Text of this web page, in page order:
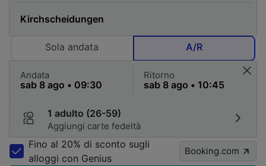
Sola andata A/R
Andata Ritorno
1 adulto (26-59)
Aggiungi carte fedeltà
Fino al 20% di sconto sugli
alloggi con Genius
Booking.com